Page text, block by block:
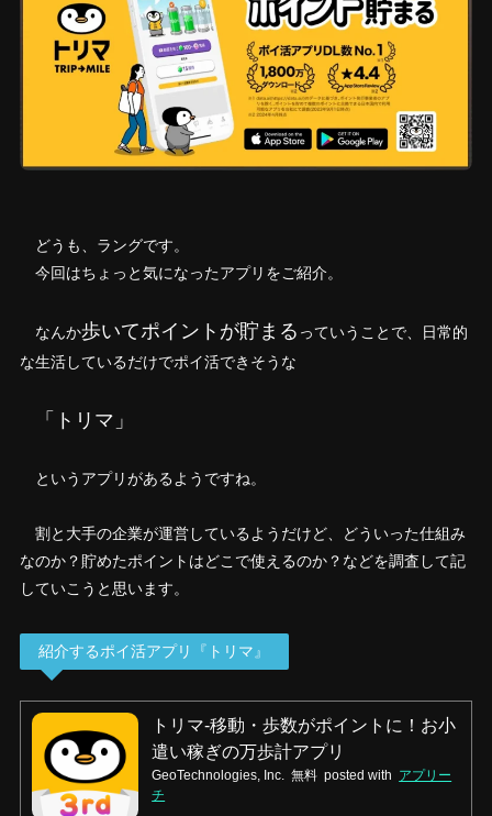
どうも、ラングです。
今回はちょっと気になったアプリをご紹介。
なんか歩いてポイントが貯まる っていうことで、日常的
な生活しているだけでポイ活できそうな
「トリマ」
というアプリがあるようですね。
割と大手の企業が運営しているようだけど、どういった仕組み
なのか？貯めたポイントはどこで使えるのか？などを調査して記
していこうと思います。
紹介するポイ活アプリ『トリマ』
トリマ-移動・歩数がポイントに！お小
遣い稼ぎの万歩計アプリ
GeoTechnologies, Inc. 無料 posted with アプリー
チ